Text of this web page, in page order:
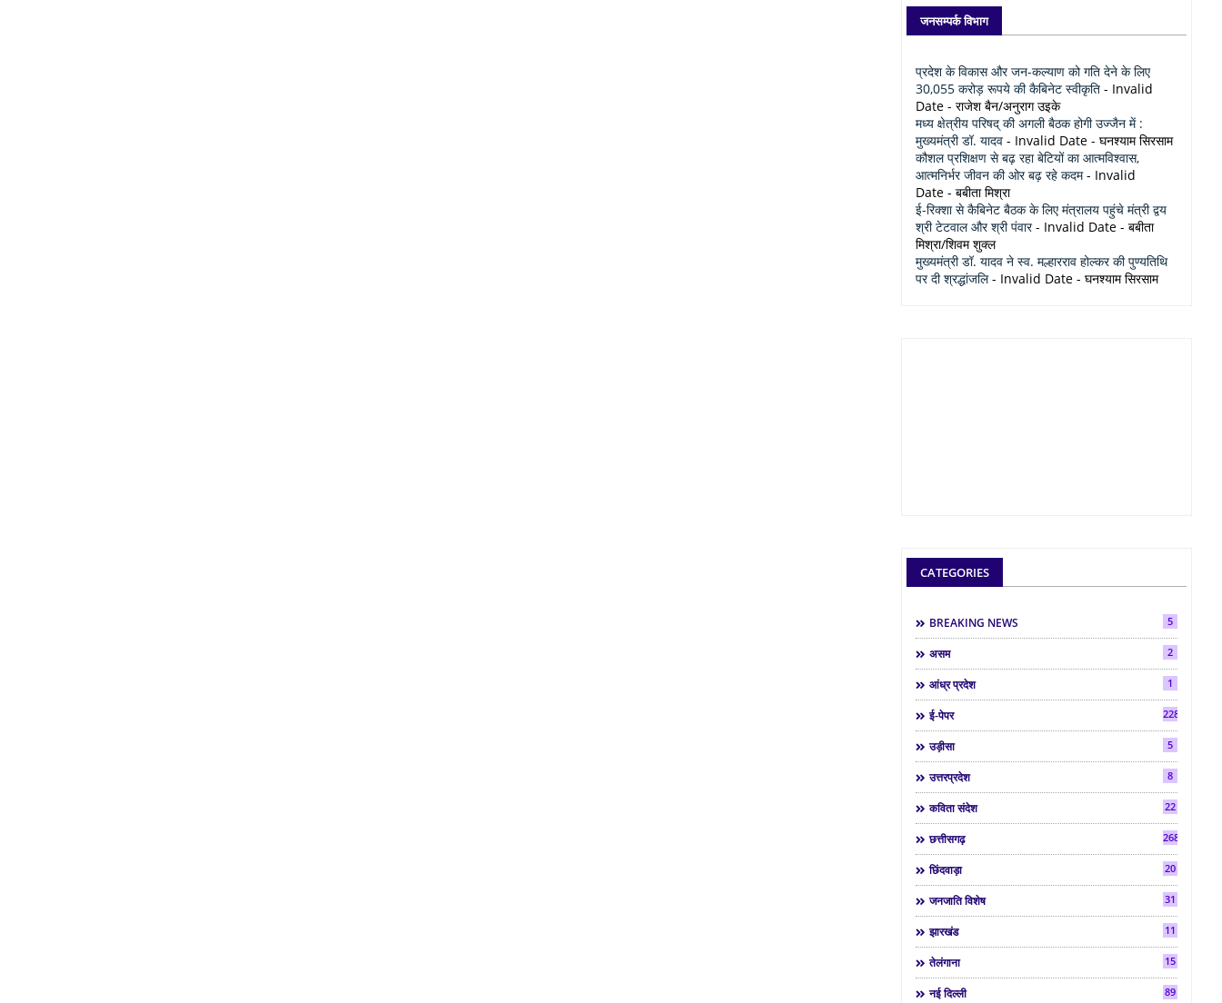
जनसम्पर्क विभाग
प्रदेश के विकास और जन-कल्याण को गति देने के लिए
30,055 करोड़ रूपये की कैबिनेट स्वीकृति - Invalid
Date - राजेश बैन/अनुराग उइके
मध्य क्षेत्रीय परिषद् की अगली बैठक होगी उज्जैन में :
मुख्यमंत्री डॉ. यादव - Invalid Date - घनश्याम सिरसाम
कौशल प्रशिक्षण से बढ़ रहा बेटियों का आत्मविश्वास,
आत्मनिर्भर जीवन की ओर बढ़ रहे कदम- Invalid
Date - बबीता मिश्रा
ई-रिक्शा से कैबिनेट बैठक के लिए मंत्रालय पहुंचे मंत्री द्वय
श्री टेटवाल और श्री पंवार- Invalid Date - बबीता
मिश्रा/शिवम शुक्ल
मुख्यमंत्री डॉ. यादव ने स्व. मल्हारराव होल्कर की पुण्यतिथि
पर दी श्रद्धांजलि- Invalid Date - घनश्याम सिरसाम
CATEGORIES
BREAKING NEWS 5
असम 2
आंध्र प्रदेश 1
ई-पेपर 2286
उड़ीसा 5
उत्तरप्रदेश 8
कविता संदेश 22
छत्तीसगढ़ 268
छिंदवाड़ा 20
जनजाति विशेष 31
झारखंड 11
तेलंगाना 15
नई दिल्ली 89